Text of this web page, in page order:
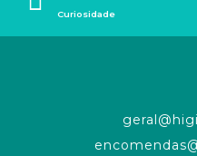
Curiosidade